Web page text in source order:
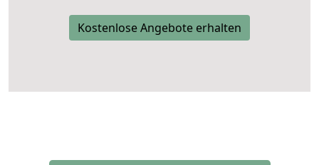
Kostenlose Angebote erhalten